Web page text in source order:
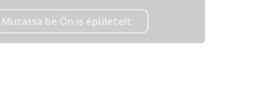
Mutassa be Ön is épületeit